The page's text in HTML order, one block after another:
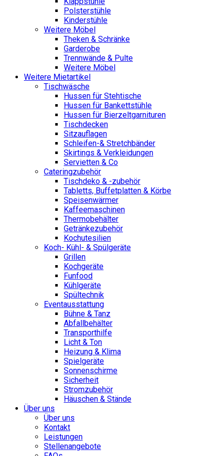
Polsterstühle
Kinderstühle
Weitere Möbel
Theken & Schränke
Garderobe
Trennwände & Pulte
Weitere Möbel
Weitere Mietartikel
Tischwäsche
Hussen für Stehtische
Hussen für Bankettstühle
Hussen für Bierzeltgarnituren
Tischdecken
Sitzauflagen
Schleifen-& Stretchbänder
Skirtings & Verkleidungen
Servietten & Co
Cateringzubehör
Tischdeko & -zubehör
Tabletts, Buffetplatten & Körbe
Speisenwärmer
Kaffeemaschinen
Thermobehälter
Getränkezubehör
Kochutesilien
Koch- Kühl- & Spülgeräte
Grillen
Kochgeräte
Funfood
Kühlgeräte
Spültechnik
Eventausstattung
Bühne & Tanz
Abfallbehälter
Transporthilfe
Licht & Ton
Heizung & Klima
Spielgeräte
Sonnenschirme
Sicherheit
Stromzubehör
Häuschen & Stände
Über uns
Über uns
Kontakt
Leistungen
Stellenangebote